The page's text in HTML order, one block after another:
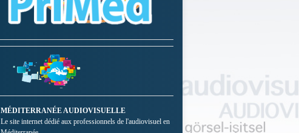
MÉDITERRANÉE AUDIOVISUELLE
Le site internet dédié aux professionnels de l'audiovisuel en